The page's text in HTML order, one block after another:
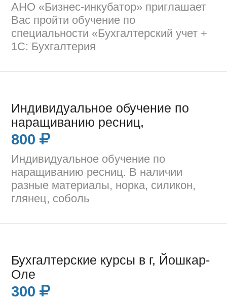
АНО «Бизнес-инкубатор» приглашает
Вас пройти обучение по
специальности «Бухгалтерский учет +
1С: Бухгалтерия
Индивидуальное обучение по
наращиванию ресниц,
800
Индивидуальное обучение по
наращиванию ресниц. В наличии
разные материалы, норка, силикон,
глянец, соболь
Бухгалтерские курсы в г, Йошкар-
Оле
300